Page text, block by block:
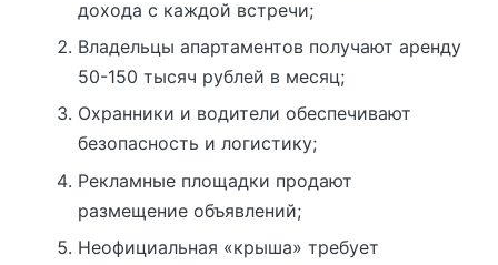
дохода с каждой встречи;
Владельцы апартаментов получают аренду
50-150 тысяч рублей в месяц;
Охранники и водители обеспечивают
безопасность и логистику;
Рекламные площадки продают
размещение объявлений;
Неофициальная «крыша» требует